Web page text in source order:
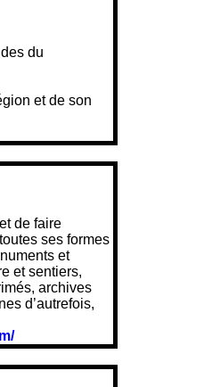
du
et de son
de faire
ses formes
et
et sentiers,
archives
d’autrefois,